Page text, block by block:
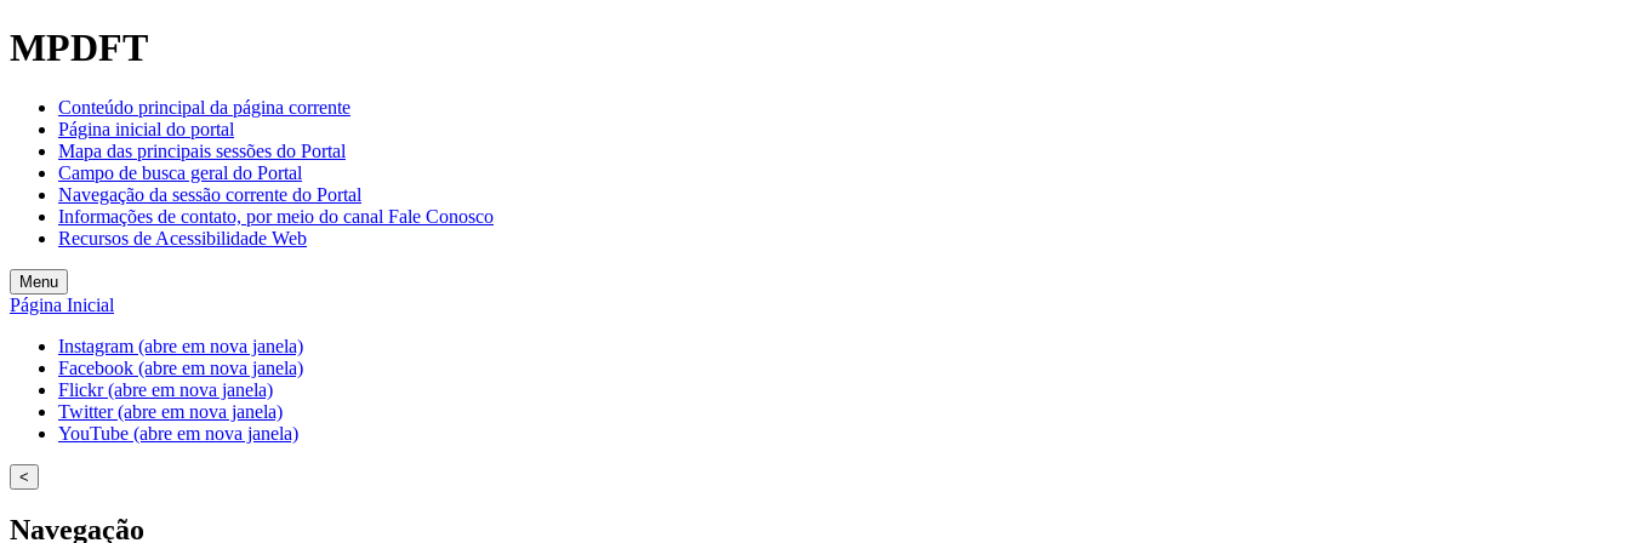
Welcome
to
One
Accessibility
screen
reader.
start
All
in
One
Accessibility
screen
reader,
press
"Ctrl
/".
This
shortcut
activates
MPDFT
Conteúdo principal da página corrente
Página inicial do portal
Mapa das principais sessões do Portal
Campo de busca geral do Portal
Navegação da sessão corrente do Portal
Informações de contato, por meio do canal Fale Conosco
Recursos de Acessibilidade Web
Menu
Página Inicial
Instagram (abre em nova janela)
Facebook (abre em nova janela)
Flickr (abre em nova janela)
Twitter (abre em nova janela)
YouTube (abre em nova janela)
<
Navegação